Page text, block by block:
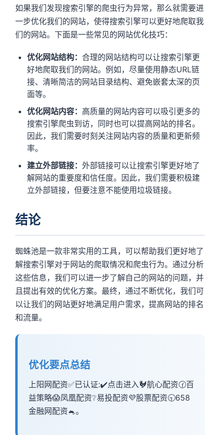
如果我们发现搜索引擎的爬虫行为异常，那么就需要进
一步优化我们的网站，使得搜索引擎可以更好地爬取我
们的网站。下面是一些常见的网站优化技巧：
优化网站结构： 合理的网站结构可以让搜索引擎更
好地爬取我们的网站。例如，尽量使用静态URL链
接、清晰简洁的网站目录结构、避免嵌套太深的页
面等。
优化网站内容： 高质量的网站内容可以吸引更多的
搜索引擎爬虫到访，同时也可以提高网站的排名。
因此，我们需要时刻关注网站内容的质量和更新频
率。
建立外部链接： 外部链接可以让搜索引擎更好地了
解网站的重要度和信任度。因此，我们需要积极建
立外部链接，但要注意不能使用垃圾链接。
结论
蜘蛛池是一款非常实用的工具，可以帮助我们更好地了
解搜索引擎对于网站的爬取情况和爬虫行为。通过分析
这些信息，我们可以进一步了解自己的网站的问题，并
且提出有效的优化方案。最终，通过不断优化，我们可
以让我们的网站更好地满足用户需求，提高网站的排名
和流量。
优化要点总结
上阳网配资✅已认证:✔️点击进入🐓航心配资🕜百
益策略😱凤凰配资❔易投配资💜股票配资🕤658
金融网配资🐁。